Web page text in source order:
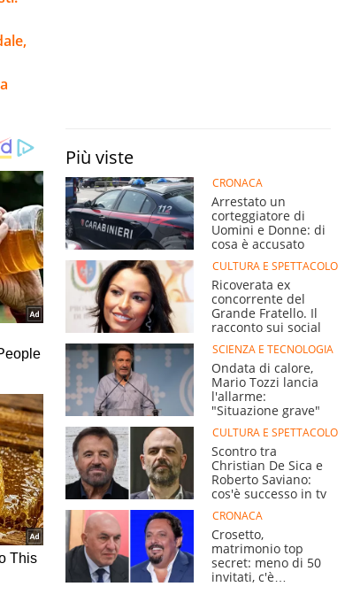
Più viste
CRONACA
Arrestato un
corteggiatore di
Uomini e Donne: di
cosa è accusato
CULTURA E SPETTACOLO
Ricoverata ex
concorrente del
Grande Fratello. Il
racconto sui social
SCIENZA E TECNOLOGIA
Ondata di calore,
Mario Tozzi lancia
l'allarme:
"Situazione grave"
CULTURA E SPETTACOLO
Scontro tra
Christian De Sica e
Roberto Saviano:
cos'è successo in tv
CRONACA
Crosetto,
matrimonio top
secret: meno di 50
invitati, c'è